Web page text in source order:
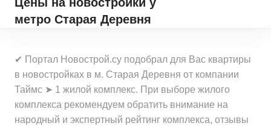
метро Старая Деревня
✔ Портал Новострой.су подобрал для Вас квартиры
в новостройках в м. Старая Деревня от компании
Таймс ➤ 1 жилой комплекс. При выборе жилого
комплекса рекомендуем обратить внимание на
народный и экспертный рейтинг комплекса, отзывы